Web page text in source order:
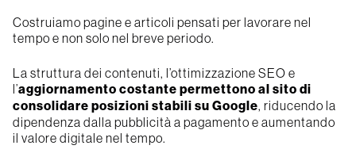
Costruiamo pagine e articoli pensati per lavorare nel
tempo e non solo nel breve periodo.
La struttura dei contenuti, l’ottimizzazione SEO e
l’aggiornamento costante permettono al sito di
consolidare posizioni stabili su Google, riducendo la
dipendenza dalla pubblicità a pagamento e aumentando
il valore digitale nel tempo.